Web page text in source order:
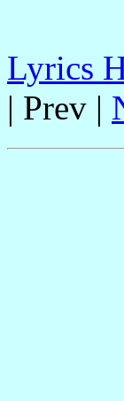
Lyrics
| Prev |